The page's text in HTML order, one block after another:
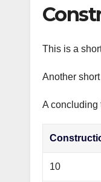
This is a
Another
A concluding
10